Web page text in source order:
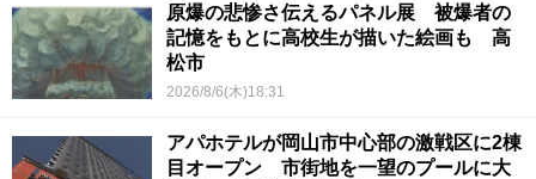
原爆の悲惨さ伝えるパネル展 被爆者の
記憶をもとに高校生が描いた絵画も 高
松市
2026/8/6(木)18:31
アパホテルが岡山市中心部の激戦区に2棟
目オープン 市街地を一望のプールに大